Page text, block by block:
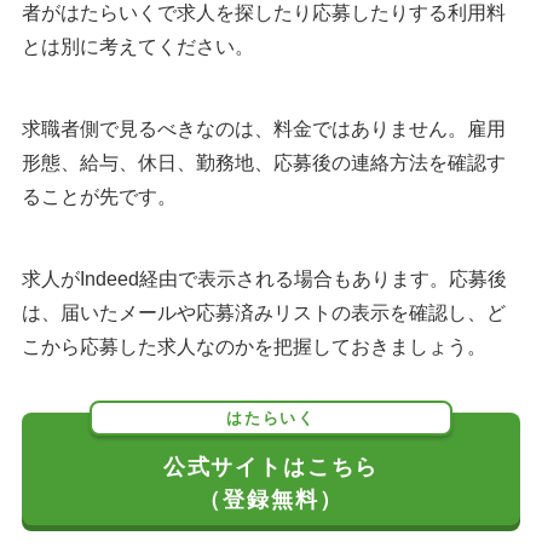
者がはたらいくで求人を探したり応募したりする利用料
とは別に考えてください。
求職者側で見るべきなのは、料金ではありません。雇用
形態、給与、休日、勤務地、応募後の連絡方法を確認す
ることが先です。
求人がIndeed経由で表示される場合もあります。応募後
は、届いたメールや応募済みリストの表示を確認し、ど
こから応募した求人なのかを把握しておきましょう。
はたらいく
公式サイトはこちら
（登録無料）